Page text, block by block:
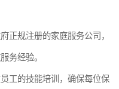
正规注册的家庭服务公司，
务经验。
工的技能培训，确保每位保